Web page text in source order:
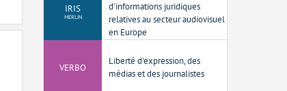
IRIS
MERLIN
d'informations juridiques
relatives au secteur audiovisuel
en Europe
VERBO
Liberté d'expression, des
médias et des journalistes